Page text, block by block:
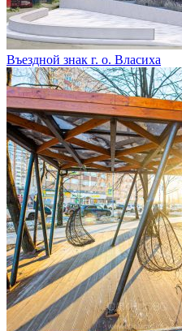
Въездной знак г. о. Власиха